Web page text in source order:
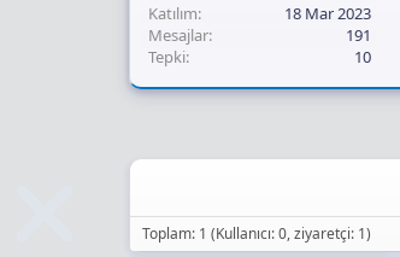
Katılım
18 Mar 2023
Mesajlar
191
Tepki
10
Toplam: 1 (Kullanıcı: 0, ziyaretçi: 1)